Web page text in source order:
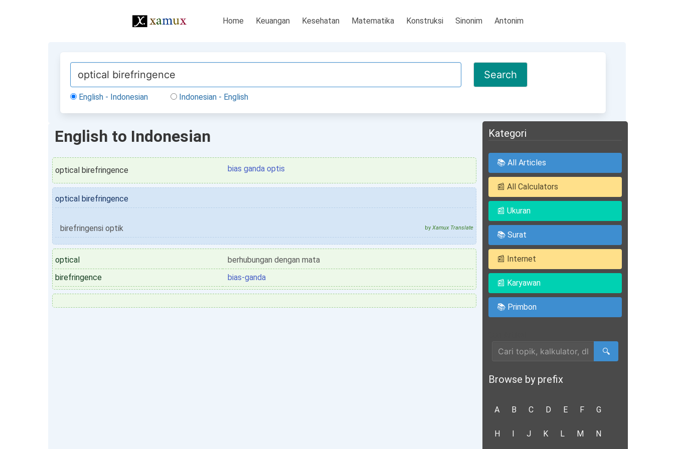
Home Keuangan Kesehatan Matematika Konstruksi Sinonim Antonim
English - Indonesian Indonesian - English
English to Indonesian
optical birefringence bias ganda optis
optical birefringence
birefringensi optik by Xamux Translate
optical
berhubungan dengan mata
birefringence
bias-ganda
Kategori
📚 All Articles
📰 All Calculators
📰 Ukuran
📚 Surat
📰 Internet
📰 Karyawan
📚 Primbon
🔍
Browse by prefix
A B C D E F G
H I J K L M N